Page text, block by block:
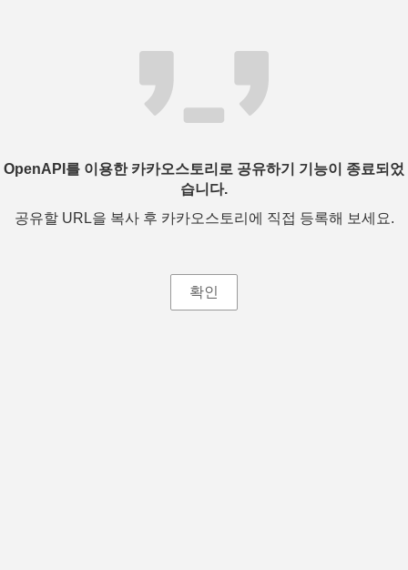
OpenAPI를 이용한 카카오스토리로 공유하기 기능이 종료되었
습니다.
공유할 URL을 복사 후 카카오스토리에 직접 등록해 보세요.
확인